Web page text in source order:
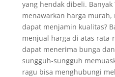
yang hendak dibeli. Banyak
menawarkan harga
dapat menjamin kualitas?
menjual harga di atas rata-
dapat menerima bunga
sungguh-sungguh
ragu bisa menghubungi